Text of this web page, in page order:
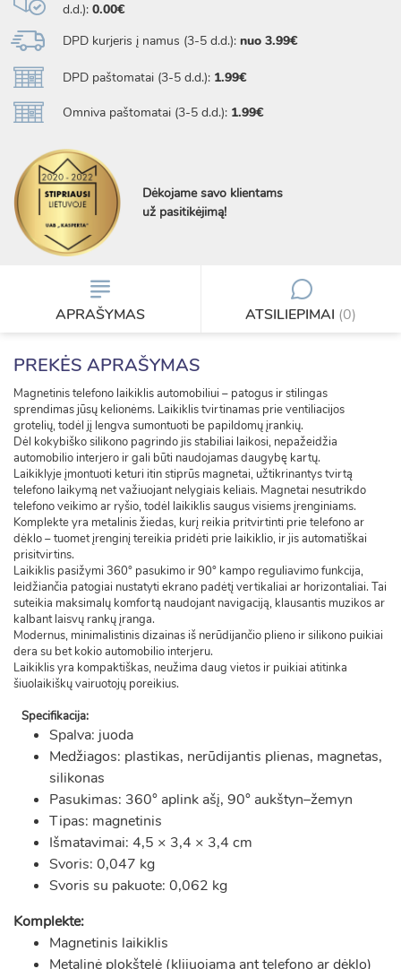
d.d.): 0.00€
DPD kurjeris į namus (3-5 d.d.): nuo 3.99€
DPD paštomatai (3-5 d.d.): 1.99€
Omniva paštomatai (3-5 d.d.): 1.99€
Dėkojame savo klientams
už pasitikėjimą!
APRAŠYMAS ATSILIEPIMAI (0)
PREKĖS APRAŠYMAS
Magnetinis telefono laikiklis automobiliui – patogus ir stilingas
sprendimas jūsų kelionėms. Laikiklis tvirtinamas prie ventiliacijos
grotelių, todėl jį lengva sumontuoti be papildomų įrankių.
Dėl kokybiško silikono pagrindo jis stabiliai laikosi, nepažeidžia
automobilio interjero ir gali būti naudojamas daugybę kartų.
Laikiklyje įmontuoti keturi itin stiprūs magnetai, užtikrinantys tvirtą
telefono laikymą net važiuojant nelygiais keliais. Magnetai nesutrikdo
telefono veikimo ar ryšio, todėl laikiklis saugus visiems įrenginiams.
Komplekte yra metalinis žiedas, kurį reikia pritvirtinti prie telefono ar
dėklo – tuomet įrenginį tereikia pridėti prie laikiklio, ir jis automatiškai
prisitvirtins.
Laikiklis pasižymi 360° pasukimo ir 90° kampo reguliavimo funkcija,
leidžiančia patogiai nustatyti ekrano padėtį vertikaliai ar horizontaliai. Tai
suteikia maksimalų komfortą naudojant navigaciją, klausantis muzikos ar
kalbant laisvų rankų įranga.
Modernus, minimalistinis dizainas iš nerūdijančio plieno ir silikono puikiai
dera su bet kokio automobilio interjeru.
Laikiklis yra kompaktiškas, neužima daug vietos ir puikiai atitinka
šiuolaikiškų vairuotojų poreikius.
Specifikacija:
Spalva: juoda
Medžiagos: plastikas, nerūdijantis plienas, magnetas,
silikonas
Pasukimas: 360° aplink ašį, 90° aukštyn–žemyn
Tipas: magnetinis
Išmatavimai: 4,5 × 3,4 × 3,4 cm
Svoris: 0,047 kg
Svoris su pakuote: 0,062 kg
Komplekte:
Magnetinis laikiklis
Metalinė plokštelė (klijuojama ant telefono ar dėklo)